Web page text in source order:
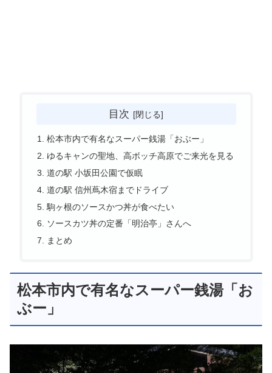
目次
松本市内で有名なスーパー銭湯「おぶー」
ゆるキャンの聖地、高ボッチ高原でご来光を見る
道の駅 小坂田公園で仮眠
道の駅 信州蔦木宿までドライブ
駒ヶ根のソースかつ丼が食べたい
ソースカツ丼の定番「明治亭」さんへ
まとめ
松本市内で有名なスーパー銭湯「お
ぶー」